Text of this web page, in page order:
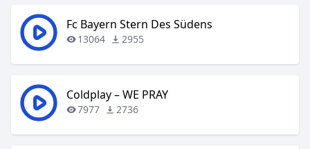
Fc Bayern Stern Des Südens
13064 2955
Coldplay – WE PRAY
7977 2736